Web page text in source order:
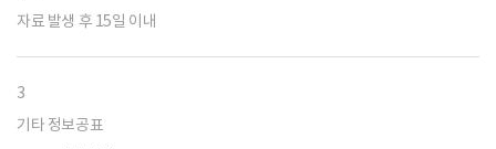
자료 발생 후 15일 이내
3
기타 정보공표